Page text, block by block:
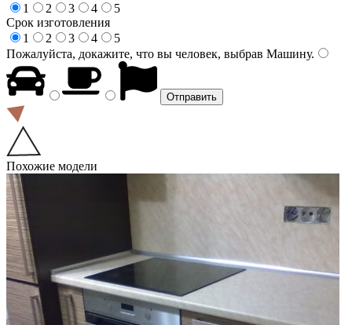
1
2 3 4
5
Срок изготовления
1
2 3 4
5
Пожалуйста, докажите, что вы человек, выбрав Машину.
Похожие модели